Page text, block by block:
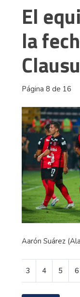
El
la
Página 8 de 16
Aarón Suárez
3 4 5 6